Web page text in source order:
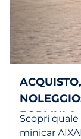
FORMULA
Scopri
minicar